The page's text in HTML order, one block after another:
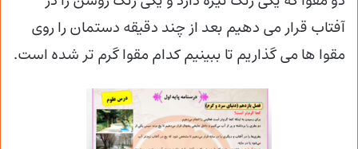
آفتاب قرار می دهیم بعد از چند دقیقه دستمان را روی
مقوا ها می گذاریم تا ببینیم کدام مقوا گرم تر شده است.